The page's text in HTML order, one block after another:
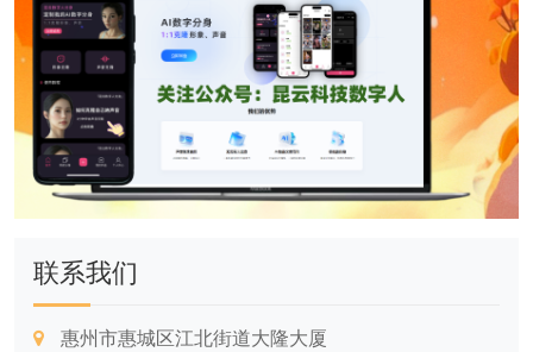
联系我们
惠州市惠城区江北街道大隆大厦